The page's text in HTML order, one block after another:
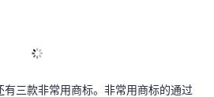
三款非常用商标。非常用商标的通过